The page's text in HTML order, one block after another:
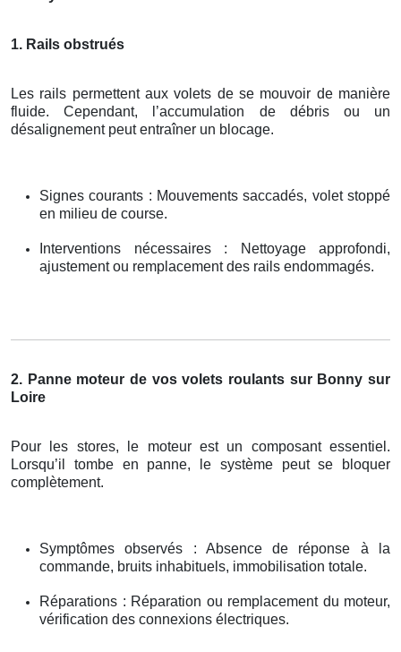
1. Rails obstrués
Les rails permettent aux volets de se mouvoir de manière
fluide. Cependant, l’accumulation de débris ou un
désalignement peut entraîner un blocage.
Signes courants : Mouvements saccadés, volet stoppé
en milieu de course.
Interventions nécessaires : Nettoyage approfondi,
ajustement ou remplacement des rails endommagés.
2. Panne moteur de vos volets roulants sur Bonny sur
Loire
Pour les stores, le moteur est un composant essentiel.
Lorsqu’il tombe en panne, le système peut se bloquer
complètement.
Symptômes observés : Absence de réponse à la
commande, bruits inhabituels, immobilisation totale.
Réparations : Réparation ou remplacement du moteur,
vérification des connexions électriques.